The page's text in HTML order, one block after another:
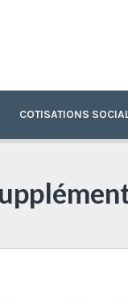
COTISATIONS